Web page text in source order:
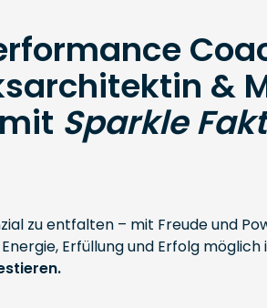
&
mit Sparkle
zu entfalten – mit Freude und
Erfüllung und Erfolg